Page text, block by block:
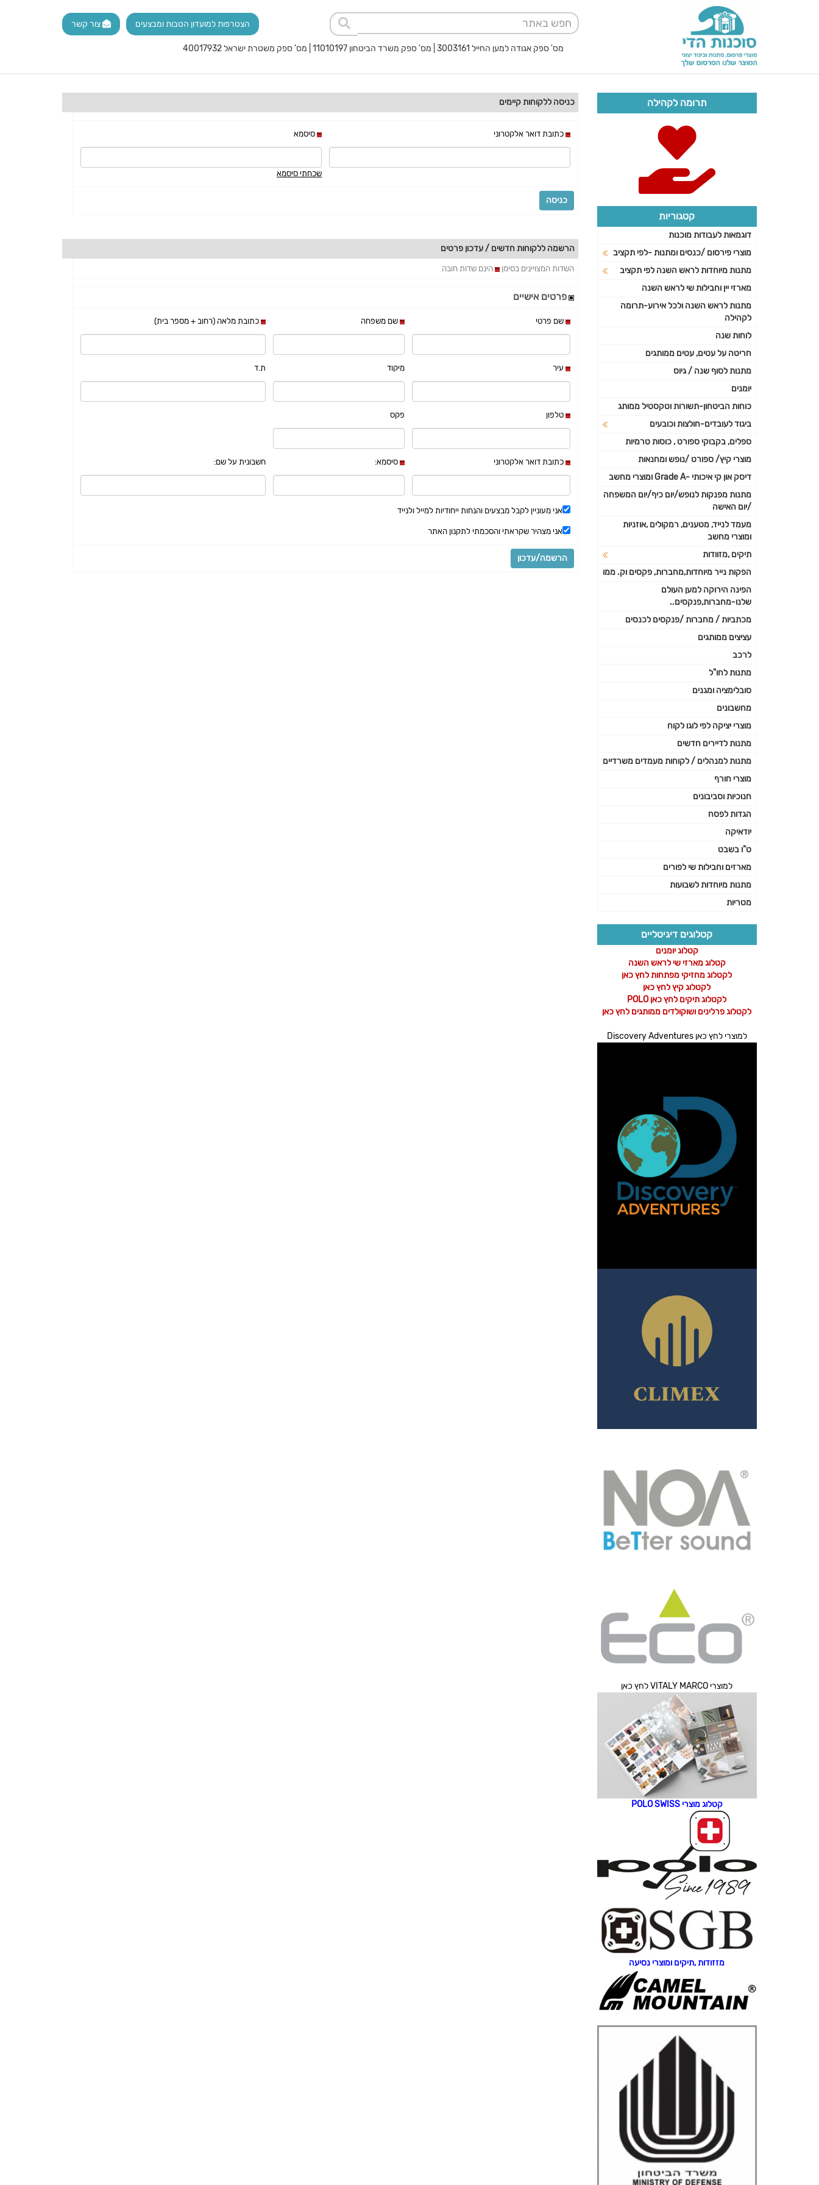
צור קשר הצטרפות למועדון הטבות ומבצעים
מס' ספק אגודה למען החייל 3003161 | מס' ספק משרד הביטחון 11010197 | מס' ספק משטרת ישראל 40017932
כניסה ללקוחות קיימים
כתובת דואר אלקטרוני סיסמא
שכחתי סיסמא
הרשמה ללקוחות חדשים / עדכון פרטים
השדות המצויינים בסימן הינם שדות חובה
פרטים אישיים
שם פרטי שם משפחה כתובת מלאה (רחוב + מספר בית)
עיר מיקוד ת.ד
טלפון פקס
כתובת דואר אלקטרוני סיסמא: חשבונית על שם:
אני מעוניין לקבל מבצעים והנחות ייחודיות למייל ולנייד
אני מצהיר שקראתי והסכמתי לתקנון האתר
תרומה לקהילה
קטגוריות
דוגמאות לעבודות מוכנות
מוצרי פירסום /כנסים ומתנות -לפי תקציב
מתנות מיוחדות לראש השנה לפי תקציב
מארזי יין וחבילות שי לראש השנה
מתנות לראש השנה ולכל אירוע-תרומה
לקהילה
לוחות שנה
חריטה על עטים, עטים ממותגים
מתנות לסוף שנה / גיוס
יומנים
כוחות הביטחון-תשורות וטקסטיל ממותג
ביגוד לעובדים-חולצות וכובעים
ספלים, בקבוקי ספורט , כוסות טרמיות
מוצרי קיץ/ ספורט /נופש ומחנאות
דיסק און קי איכותי -Grade A ומוצרי מחשב
מתנות מפנקות לנופש/יום כיף/יום המשפחה
/יום האישה
מעמד לנייד, מטענים, רמקולים ,אוזניות
ומוצרי מחשב
תיקים ,מזוודות
הפקות נייר מיוחדות,מחברות, פקסים וק. ממו
הפינה הירוקה למען העולם
שלנו-מחברות,פנקסים..
מכתביות / מחברות /פנקסים לכנסים
עציצים ממותגים
לרכב
מתנות לחו"ל
סובלימציה ומגנים
מחשבונים
מוצרי יציקה לפי לוגו לקוח
מתנות לדיירים חדשים
מתנות למנהלים / לקוחות מעמדים משרדיים
מוצרי חורף
חנוכיות וסביבונים
הגדות לפסח
יודאיקה
ט"ו בשבט
מארזים וחבילות שי לפורים
מתנות מיוחדות לשבועות
מטריות
קטלוגים דיגיטליים
קטלוג יומנים
קטלוג מארזי שי לראש השנה
לקטלוג מחזיקי מפתחות לחץ כאן
לקטלוג קיץ לחץ כאן
לקטלוג תיקים לחץ כאן POLO
לקטלוג פרלינים ושוקולדים ממותגים לחץ כאן
למוצרי לחץ כאן Discovery Adventures
למוצרי VITALY MARCO לחץ כאן
קטלוג מוצרי POLO SWISS
מזזודות ,תיקים ומוצרי נסיעה